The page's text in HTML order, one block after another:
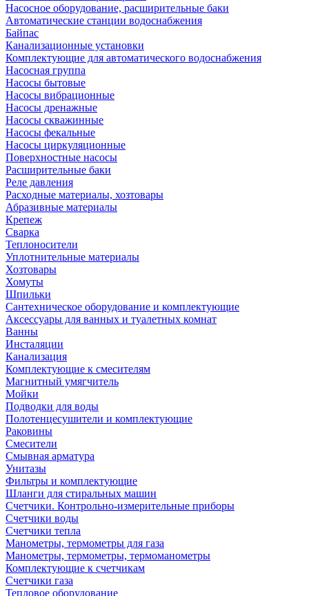
Насосное оборудование, расширительные баки
Автоматические станции водоснабжения
Байпас
Канализационные установки
Комплектующие для автоматического водоснабжения
Насосная группа
Насосы бытовые
Насосы вибрационные
Насосы дренажные
Насосы скважинные
Насосы фекальные
Насосы циркуляционные
Поверхностные насосы
Расширительные баки
Реле давления
Расходные материалы, хозтовары
Абразивные материалы
Крепеж
Сварка
Теплоносители
Уплотнительные материалы
Хозтовары
Хомуты
Шпильки
Сантехническое оборудование и комплектующие
Аксессуары для ванных и туалетных комнат
Ванны
Инсталяции
Канализация
Комплектующие к смесителям
Магнитный умягчитель
Мойки
Подводки для воды
Полотенцесушители и комплектующие
Раковины
Смесители
Смывная арматура
Унитазы
Фильтры и комплектующие
Шланги для стиральных машин
Счетчики. Контрольно-измерительные приборы
Счетчики воды
Счетчики тепла
Манометры, термометры для газа
Манометры, термометры, термоманометры
Комплектующие к счетчикам
Счетчики газа
Тепловое оборудование